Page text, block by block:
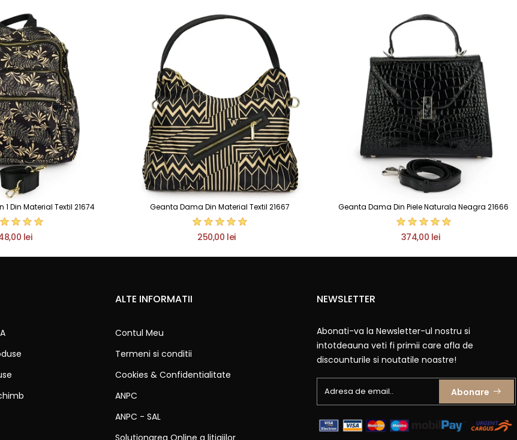
Din Material Textil 21674
lei
Geanta Dama Din Material Textil 21667
250,00 lei
Geanta Dama Din Piele Naturala Neagra 21666
374,00 lei
ALTE INFORMATII
Contul Meu
Termeni si conditii
Cookies & Confidentialitate
ANPC
ANPC - SAL
Solutionarea Online a litigiilor
NEWSLETTER
Abonati-va la Newsletter-ul nostru si
intotdeauna veti fi primii care afla de
discounturile si noutatile noastre!
Abonare